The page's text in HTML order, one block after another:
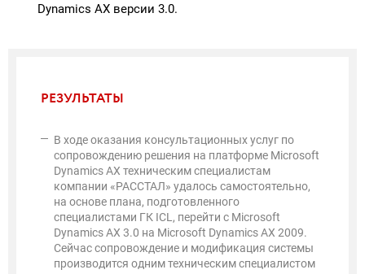
Dynamics AX версии 3.0.
РЕЗУЛЬТАТЫ
В ходе оказания консультационных услуг по
сопровождению решения на платформе Microsoft
Dynamics AX техническим специалистам
компании «РАССТАЛ» удалось самостоятельно,
на основе плана, подготовленного
специалистами ГК ICL, перейти с Microsoft
Dynamics AX 3.0 на Microsoft Dynamics AX 2009.
Сейчас сопровождение и модификация системы
производится одним техническим специалистом